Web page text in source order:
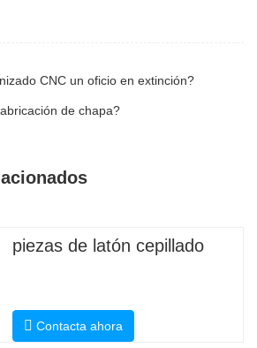
CNC un oficio en extinción?
de chapa?
piezas de latón cepillado
Contacta ahora